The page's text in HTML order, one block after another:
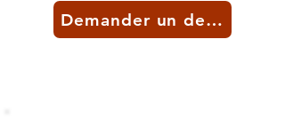
Demander un devis